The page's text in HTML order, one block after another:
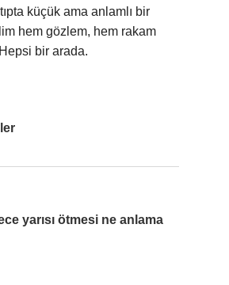
küçük ama anlamlı bir
hem gözlem, hem rakam
bir arada.
yarısı ötmesi ne anlama